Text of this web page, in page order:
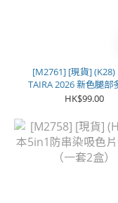
[M2761] [現貨] (K28)
TAIRA 2026 新色腿部
按摩減壓舒緩疲勞神
HK$99.00